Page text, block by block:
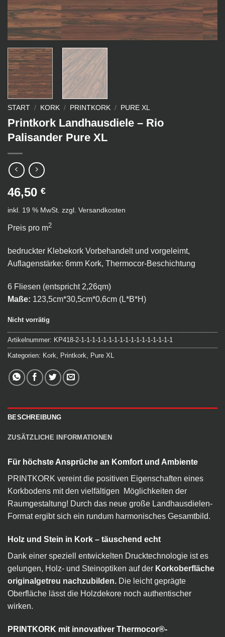
START / KORK / PRINTKORK / PURE XL
Printkork Landhausdiele – Rio
Palisander Pure XL
46,50 €
inkl. 19 % MwSt. zzgl. Versandkosten
Preis pro m2
bedruckter Klebekork Vorbehandelt und vorgeleimt,
Auflagenstärke: 6mm Kork, Thermocor-Beschichtung
6 Fliesen (entspricht 2,26qm)
Maße: 123,5cm*30,5cm*0,6cm (L*B*H)
Nicht vorrätig
Artikelnummer: KP418-2-1-1-1-1-1-1-1-1-1-1-1-1-1-1-1-1-1
Kategorien: Kork Printkork Pure XL
BESCHREIBUNG
ZUSÄTZLICHE INFORMATIONEN
Für höchste Ansprüche an Komfort und Ambiente
PRINTKORK vereint die positiven Eigenschaften eines
Korkbodens mit den vielfältigen Möglichkeiten der
Raumgestaltung! Durch das neue große Landhausdielen-
Format ergibt sich ein rundum harmonisches Gesamtbild.
Holz und Stein in Kork – täuschend echt
Dank einer speziell entwickelten Drucktechnologie ist es
gelungen, Holz- und Steinoptiken auf der Korkoberfläche
originalgetreu nachzubilden. Die leicht geprägte
Oberfläche lässt die Holzdekore noch authentischer
wirken.
PRINTKORK mit innovativer Thermocor®-